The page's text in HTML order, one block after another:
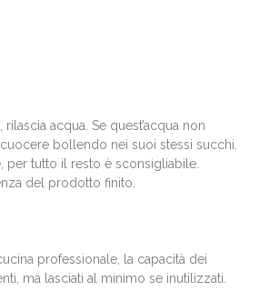
acqua. Se quest’acqua non
bollendo nei suoi stessi succhi.
per tutto il resto è sconsigliabile.
del prodotto finito.
professionale, la capacità dei
ma lasciati al minimo se inutilizzati.